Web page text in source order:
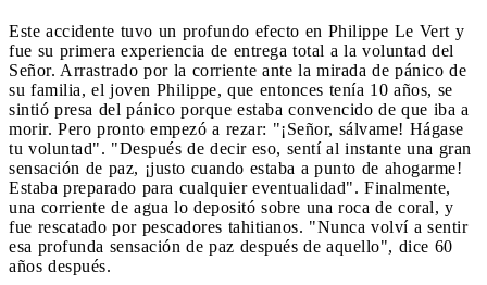
Este accidente tuvo un profundo efecto en Philippe Le Vert y
fue su primera experiencia de entrega total a la voluntad del
Señor. Arrastrado por la corriente ante la mirada de pánico de
su familia, el joven Philippe, que entonces tenía 10 años, se
sintió presa del pánico porque estaba convencido de que iba a
morir. Pero pronto empezó a rezar: "¡Señor, sálvame! Hágase
tu voluntad". "Después de decir eso, sentí al instante una gran
sensación de paz, ¡justo cuando estaba a punto de ahogarme!
Estaba preparado para cualquier eventualidad". Finalmente,
una corriente de agua lo depositó sobre una roca de coral, y
fue rescatado por pescadores tahitianos. "Nunca volví a sentir
esa profunda sensación de paz después de aquello", dice 60
años después.